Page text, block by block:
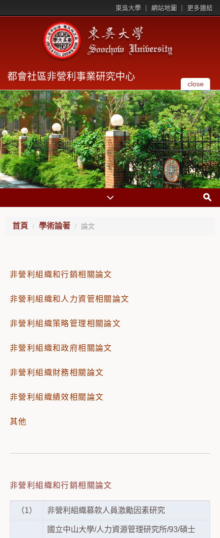
東吳大學 網站地圖 更多連結
都會社區非營利事業研究中心
close
首頁 學術論著 論文
非營利組織和行銷相關論文
非營利組織和人力資管相關論文
非營利組織策略管理相關論文
非營利組織和政府相關論文
非營利組織財務相關論文
非營利組織績效相關論文
其他
非營利組織和行銷相關論文
（1） 非營利組織募款人員激勵因素研究
國立中山大學/人力資源管理研究所/93/碩士